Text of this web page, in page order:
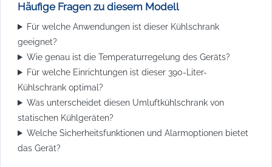
Häufige Fragen zu diesem Modell
Für welche Anwendungen ist dieser Kühlschrank
geeignet?
Wie genau ist die Temperaturregelung des Geräts?
Für welche Einrichtungen ist dieser 390-Liter-
Kühlschrank optimal?
Was unterscheidet diesen Umluftkühlschrank von
statischen Kühlgeräten?
Welche Sicherheitsfunktionen und Alarmoptionen bietet
das Gerät?